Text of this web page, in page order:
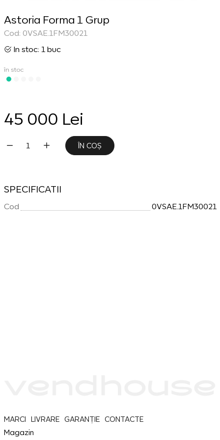
Astoria Forma 1 Grup
Cod: 0VSAE.1FM30021
In stoc: 1 buc
în stoc
45 000 Lei
ÎN COȘ
SPECIFICATII
Cod 0VSAE.1FM30021
MARCI LIVRARE GARANȚIE
CONTACTE
Magazin